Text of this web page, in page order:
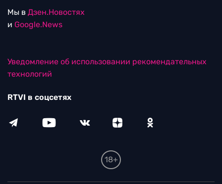
Мы в Дзен.Новостях
и Google.News
Уведомление об использовании рекомендательных
технологий
RTVI в соцсетях
18+